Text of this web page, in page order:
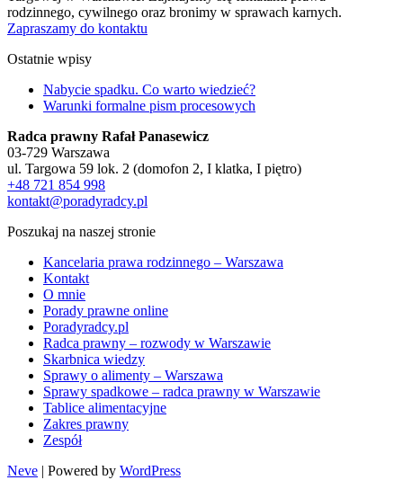
rodzinnego, cywilnego oraz bronimy w sprawach karnych.
Zapraszamy do kontaktu
Ostatnie wpisy
Nabycie spadku. Co warto wiedzieć?
Warunki formalne pism procesowych
Radca prawny Rafał Panasewicz
03-729 Warszawa
ul. Targowa 59 lok. 2 (domofon 2, I klatka, I piętro)
+48 721 854 998
kontakt@poradyradcy.pl
Poszukaj na naszej stronie
Kancelaria prawa rodzinnego – Warszawa
Kontakt
O mnie
Porady prawne online
Poradyradcy.pl
Radca prawny – rozwody w Warszawie
Skarbnica wiedzy
Sprawy o alimenty – Warszawa
Sprawy spadkowe – radca prawny w Warszawie
Tablice alimentacyjne
Zakres prawny
Zespół
Neve | Powered by WordPress